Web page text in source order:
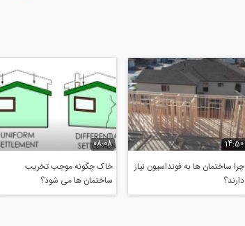
14:50
چرا ساختمان ها به فونداسیون نیاز
دارند؟
08:08
خاک چگونه موجب تخریب
ساختمان ها می شود؟